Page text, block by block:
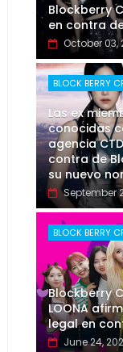
Blockberry
en contra
October 03,
BLOCK BERRY
Las ex
conocidas
agencia
contra de
su nuevo
September
BLOCK BERRY
Blockberry
LOONA
legal en
June 24,